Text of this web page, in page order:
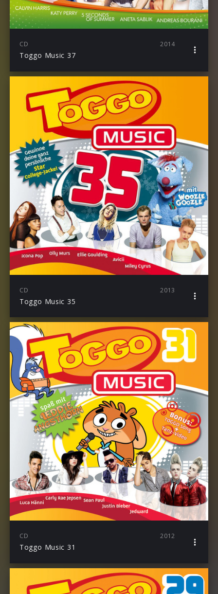
CD 2014
Toggo Music 37
CD 2013
Toggo Music 35
CD 2012
Toggo Music 31